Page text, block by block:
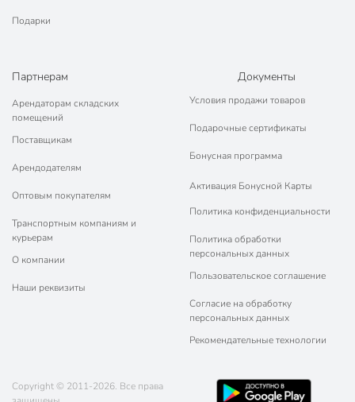
Подарки
Партнерам
Арендаторам складских
помещений
Поставщикам
Арендодателям
Оптовым покупателям
Транспортным компаниям и
курьерам
О компании
Наши реквизиты
Документы
Условия продажи товаров
Подарочные сертификаты
Бонусная программа
Активация Бонусной Карты
Политика конфиденциальности
Политика обработки
персональных данных
Пользовательское соглашение
Согласие на обработку
персональных данных
Рекомендательные технологии
Copyright © 2011-2026. Все права